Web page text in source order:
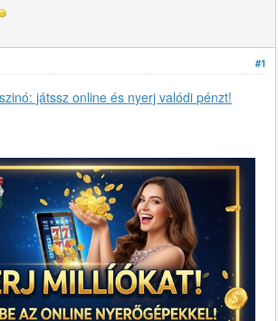
#1
játssz online és nyerj valódi pénzt!